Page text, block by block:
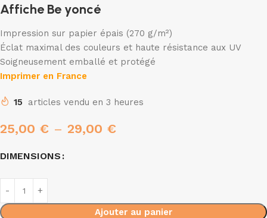
Affiche Be yoncé
Impression sur papier épais (270 g/m²)
Éclat maximal des couleurs et haute résistance aux UV
Soigneusement emballé et protégé
Imprimer en France
15 articles vendu en 3 heures
25,00 € – 29,00 €
DIMENSIONS
Ajouter au panier